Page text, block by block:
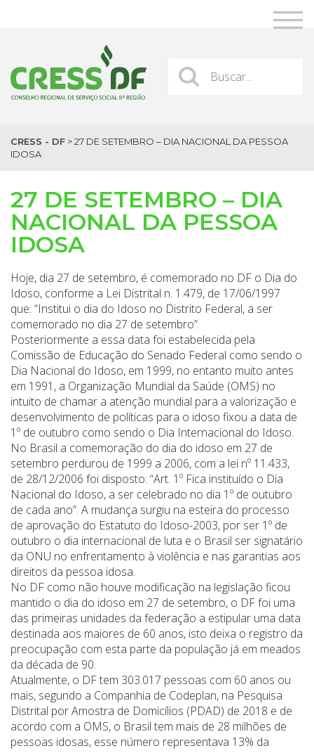
CRESS - DF >27 DE SETEMBRO – DIA NACIONAL DA PESSOA
IDOSA
27 DE SETEMBRO – DIA
NACIONAL DA PESSOA
IDOSA
Hoje, dia 27 de setembro, é comemorado no DF o Dia do
Idoso, conforme a Lei Distrital n. 1.479, de 17/06/1997
que: “Institui o dia do Idoso no Distrito Federal, a ser
comemorado no dia 27 de setembro”.
Posteriormente a essa data foi estabelecida pela
Comissão de Educação do Senado Federal como sendo o
Dia Nacional do Idoso, em 1999, no entanto muito antes
em 1991, a Organização Mundial da Saúde (OMS) no
intuito de chamar a atenção mundial para a valorização e
desenvolvimento de políticas para o idoso fixou a data de
1º de outubro como sendo o Dia Internacional do Idoso.
No Brasil a comemoração do dia do idoso em 27 de
setembro perdurou de 1999 a 2006, com a lei nº 11.433,
de 28/12/2006 foi disposto: “Art. 1º Fica instituído o Dia
Nacional do Idoso, a ser celebrado no dia 1º de outubro
de cada ano”. A mudança surgiu na esteira do processo
de aprovação do Estatuto do Idoso-2003, por ser 1º de
outubro o dia internacional de luta e o Brasil ser signatário
da ONU no enfrentamento à violência e nas garantias aos
direitos da pessoa idosa.
No DF como não houve modificação na legislação ficou
mantido o dia do idoso em 27 de setembro, o DF foi uma
das primeiras unidades da federação a estipular uma data
destinada aos maiores de 60 anos, isto deixa o registro da
preocupação com esta parte da população já em meados
da década de 90.
Atualmente, o DF tem 303.017 pessoas com 60 anos ou
mais, segundo a Companhia de Codeplan, na Pesquisa
Distrital por Amostra de Domicílios (PDAD) de 2018 e de
acordo com a OMS, o Brasil tem mais de 28 milhões de
pessoas idosas, esse número representava 13% da